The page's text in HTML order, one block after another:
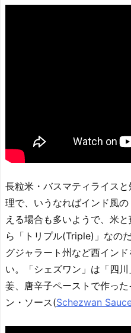
長粒米・バスマティライス
理で、いうなればインド風
える場合も多いようで、米
ら「トリプル(Triple)」なの
グジャラート州など西イン
い。「シェズワン」は「四
姜、唐辛子ペーストで作っ
ン・ソース(Schezwan